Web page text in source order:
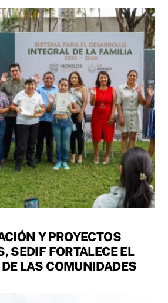
Y PROYECTOS
SEDIF FORTALECE EL
LAS COMUNIDADES